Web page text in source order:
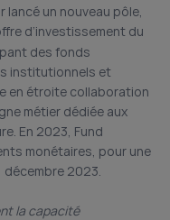
lancé un nouveau pôle,
d’investissement du
des fonds
institutionnels et
en étroite collaboration
métier dédiée aux
En 2023, Fund
monétaires, pour une
décembre 2023.
la capacité